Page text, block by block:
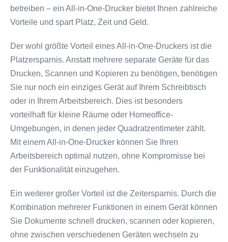
betreiben – ein All-in-One-Drucker bietet Ihnen zahlreiche
Vorteile und spart Platz, Zeit und Geld.
Der wohl größte Vorteil eines All-in-One-Druckers ist die
Platzersparnis. Anstatt mehrere separate Geräte für das
Drucken, Scannen und Kopieren zu benötigen, benötigen
Sie nur noch ein einziges Gerät auf Ihrem Schreibtisch
oder in Ihrem Arbeitsbereich. Dies ist besonders
vorteilhaft für kleine Räume oder Homeoffice-
Umgebungen, in denen jeder Quadratzentimeter zählt.
Mit einem All-in-One-Drucker können Sie Ihren
Arbeitsbereich optimal nutzen, ohne Kompromisse bei
der Funktionalität einzugehen.
Ein weiterer großer Vorteil ist die Zeitersparnis. Durch die
Kombination mehrerer Funktionen in einem Gerät können
Sie Dokumente schnell drucken, scannen oder kopieren,
ohne zwischen verschiedenen Geräten wechseln zu